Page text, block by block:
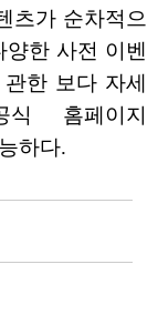
츠가 순차적으
한 사전 이벤
한 보다 자세
홈페이지
하다.